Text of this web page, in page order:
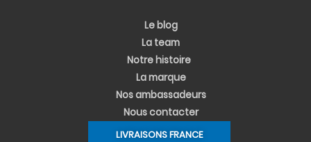
Le blog
La team
Notre histoire
La marque
Nos ambassadeurs
Nous contacter
LIVRAISONS FRANCE